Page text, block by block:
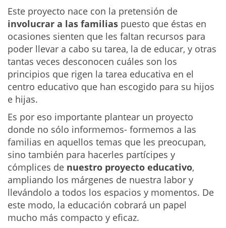
Este proyecto nace con la pretensión de
involucrar a las familias puesto que éstas en
ocasiones sienten que les faltan recursos para
poder llevar a cabo su tarea, la de educar, y otras
tantas veces desconocen cuáles son los
principios que rigen la tarea educativa en el
centro educativo que han escogido para su hijos
e hijas.
Es por eso importante plantear un proyecto
donde no sólo informemos- formemos a las
familias en aquellos temas que les preocupan,
sino también para hacerles partícipes y
cómplices de nuestro proyecto educativo,
ampliando los márgenes de nuestra labor y
llevándolo a todos los espacios y momentos. De
este modo, la educación cobrará un papel
mucho más compacto y eficaz.